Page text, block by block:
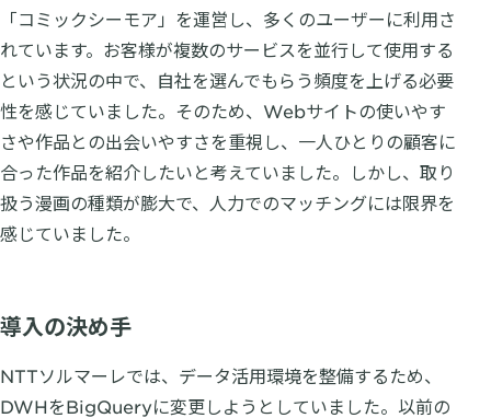
「コミックシーモア」を運営し、多くのユーザーに利用さ
れています。お客様が複数のサービスを並行して使用する
という状況の中で、自社を選んでもらう頻度を上げる必要
性を感じていました。そのため、Webサイトの使いやす
さや作品との出会いやすさを重視し、一人ひとりの顧客に
合った作品を紹介したいと考えていました。しかし、取り
扱う漫画の種類が膨大で、人力でのマッチングには限界を
感じていました。
導入の決め手
NTTソルマーレでは、データ活用環境を整備するため、
DWHをBigQueryに変更しようとしていました。以前の